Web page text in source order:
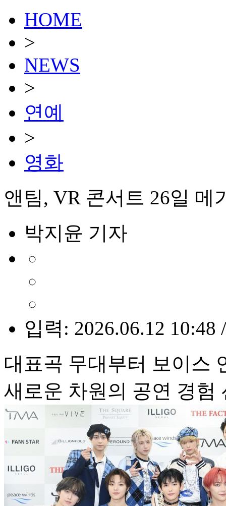
HOME
>
NEWS
>
연예
>
영화
앤팀, VR 콘서트 26일 메
박지윤 기자
입력: 2026.06.12 10:48
대표곡 무대부터 보이스
새로운 차원의 공연 경험